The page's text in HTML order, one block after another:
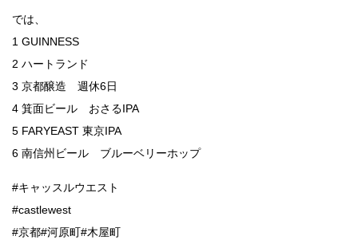
では、
1 GUINNESS
2 ハートランド
3 京都醸造 週休6日
4 箕面ビール おさるIPA
5 FARYEAST 東京IPA
6 南信州ビール ブルーベリーホップ
#キャッスルウエスト
#castlewest
#京都#河原町#木屋町